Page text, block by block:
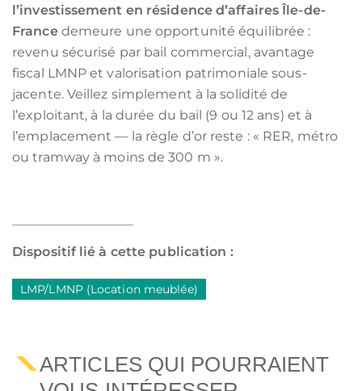
l’investissement en résidence d’affaires Île-de-
Francedemeure une opportunité équilibrée :
revenu sécurisé par bail commercial, avantage
fiscal LMNP et valorisation patrimoniale sous-
jacente. Veillez simplement à la solidité de
l’exploitant, à la durée du bail (9 ou 12 ans) et à
l’emplacement — la règle d’or reste : « RER, métro
ou tramway à moins de 300 m ».
Dispositif lié à cette publication :
LMP/LMNP (Location meublée)
ARTICLES QUI POURRAIENT